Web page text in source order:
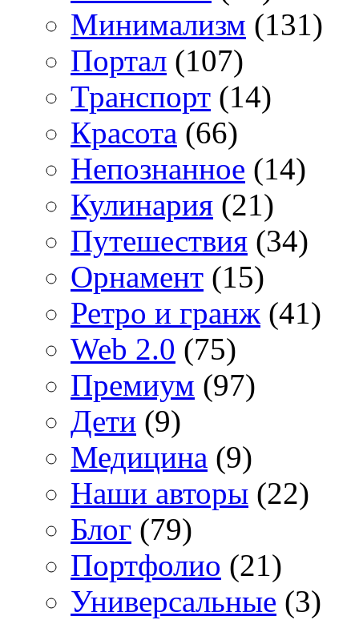
Минимализм (131)
Портал (107)
Транспорт (14)
Красота (66)
Непознанное (14)
Кулинария (21)
Путешествия (34)
Орнамент (15)
Ретро и гранж (41)
Web 2.0 (75)
Премиум (97)
Дети (9)
Медицина (9)
Наши авторы (22)
Блог (79)
Портфолио (21)
Универсальные (3)